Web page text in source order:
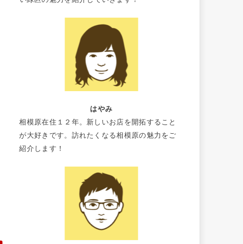
はやみ
相模原在住１２年。新しいお店を開拓すること
が大好きです。訪れたくなる相模原の魅力をご
紹介します！